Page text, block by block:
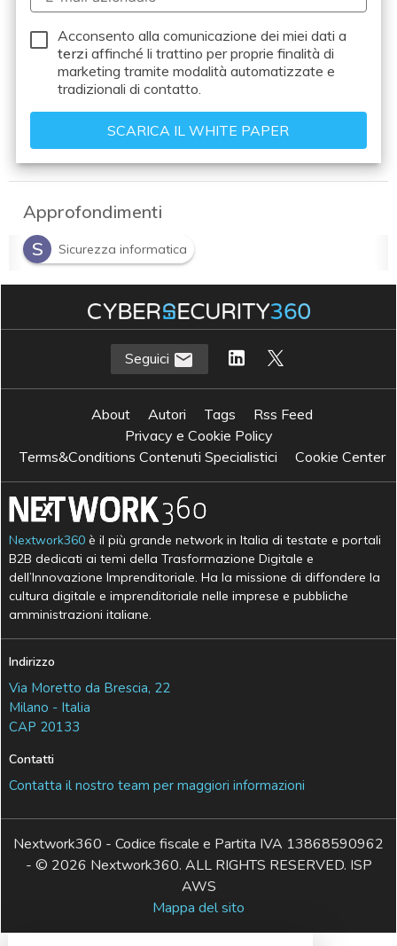
Acconsento alla comunicazione dei miei dati a
terzi affinché li trattino per proprie finalità di
marketing tramite modalità automatizzate e
tradizionali di contatto.
Approfondimenti
S
Sicurezza informatica
Seguici
About Autori Tags
Rss Feed
Privacy e Cookie Policy
Terms&Conditions Contenuti Specialistici
Cookie Center
Nextwork360 è il più grande network in Italia di testate e portali
B2B dedicati ai temi della Trasformazione Digitale e
dell’Innovazione Imprenditoriale. Ha la missione di diffondere la
cultura digitale e imprenditoriale nelle imprese e pubbliche
amministrazioni italiane.
Indirizzo
Via Moretto da Brescia, 22
Milano - Italia
CAP 20133
Contatti
Contatta il nostro team per maggiori informazioni
Nextwork360 - Codice fiscale e Partita IVA 13868590962
- © 2026 Nextwork360. ALL RIGHTS RESERVED. ISP
AWS
Mappa del sito